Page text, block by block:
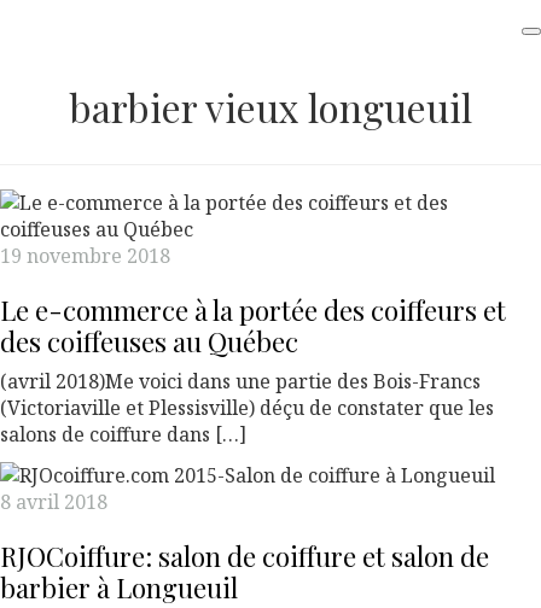
barbier vieux longueuil
19 novembre 2018
Le e-commerce à la portée des coiffeurs et
des coiffeuses au Québec
(avril 2018)Me voici dans une partie des Bois-Francs
(Victoriaville et Plessisville) déçu de constater que les
salons de coiffure dans […]
8 avril 2018
RJOCoiffure: salon de coiffure et salon de
barbier à Longueuil